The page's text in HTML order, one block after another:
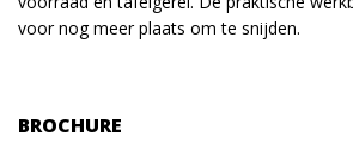
voor nog meer plaats om te snijden.
BROCHURE